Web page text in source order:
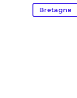
Bretagne